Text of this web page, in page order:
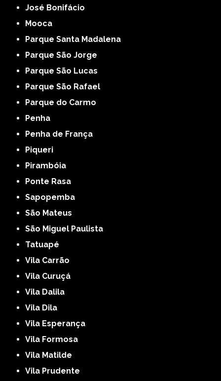
José Bonifácio
Mooca
Parque Santa Madalena
Parque São Jorge
Parque São Lucas
Parque São Rafael
Parque do Carmo
Penha
Penha de França
Piqueri
Pirambóia
Ponte Rasa
Sapopemba
São Mateus
São Miguel Paulista
Tatuapé
Vila Carrão
Vila Curuçá
Vila Dalila
Vila Dila
Vila Esperança
Vila Formosa
Vila Matilde
Vila Prudente